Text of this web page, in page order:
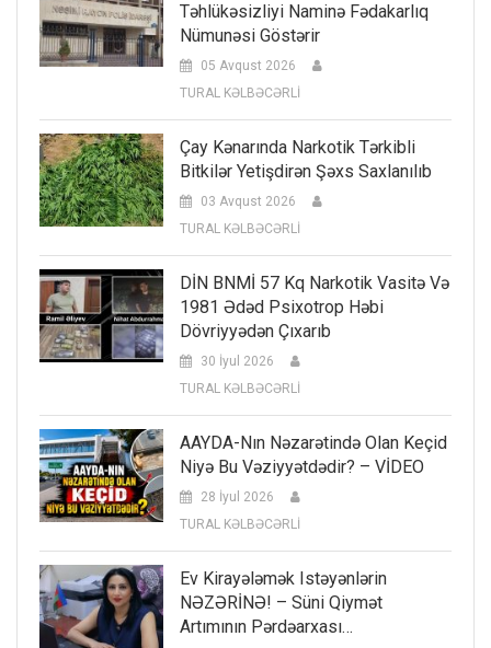
Təhlükəsizliyi Naminə Fədakarlıq
Nümunəsi Göstərir
05 Avqust 2026
TURAL KƏLBƏCƏRLİ
Çay Kənarında Narkotik Tərkibli
Bitkilər Yetişdirən Şəxs Saxlanılıb
03 Avqust 2026
TURAL KƏLBƏCƏRLİ
DİN BNMİ 57 Kq Narkotik Vasitə Və
1981 Ədəd Psixotrop Həbi
Dövriyyədən Çıxarıb
30 İyul 2026
TURAL KƏLBƏCƏRLİ
AAYDA-Nın Nəzarətində Olan Keçid
Niyə Bu Vəziyyətdədir? – VİDEO
28 İyul 2026
TURAL KƏLBƏCƏRLİ
Ev Kirayələmək Istəyənlərin
NƏZƏRİNƏ! – Süni Qiymət
Artımının Pərdəarxası…